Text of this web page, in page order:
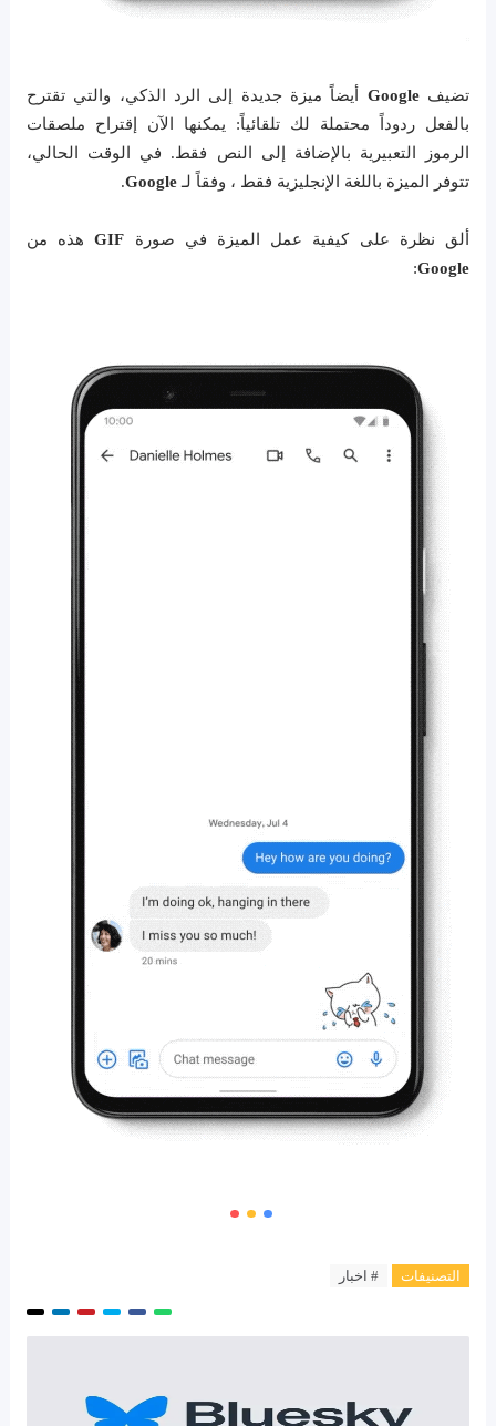
تضيفGoogle
أيضاً ميزة جديدة إلى الرد الذكي، والتي تقترح
بالفعل ردوداً محتملة لك تلقائياً: يمكنها الآن إقتراح ملصقات
الرموز التعبيرية بالإضافة إلى النص فقط. في الوقت الحالي،
تتوفر الميزة باللغة الإنجليزية فقط ، وفقاً لـ Google
.
ألق نظرة على كيفية عمل الميزة في صورة GIF
هذه من
Google
:
التصنيفات # اخبار